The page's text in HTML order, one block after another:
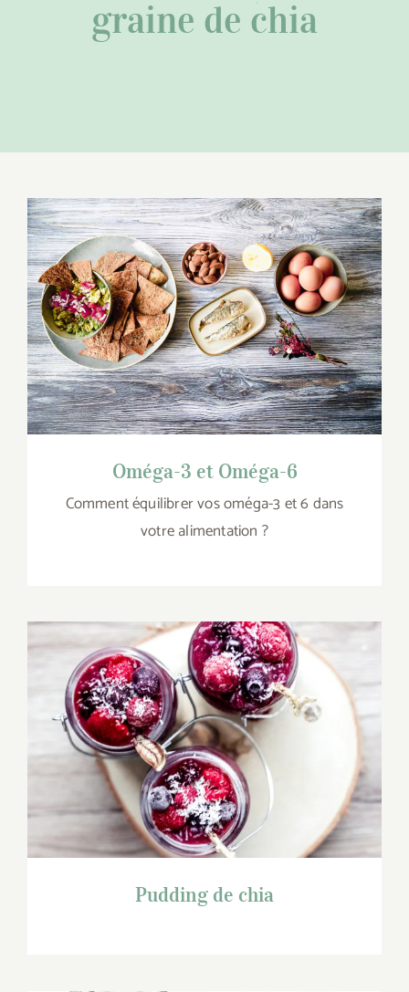
graine de chia
Oméga-3 et Oméga-6
Oméga-3 et Oméga-6
Comment équilibrer vos oméga-3 et 6 dans
votre alimentation ?
Pudding de chia
Pudding de chia